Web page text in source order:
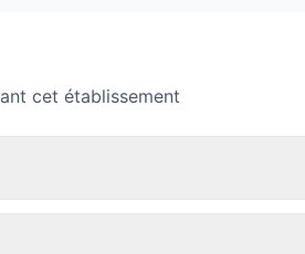
cet établissement